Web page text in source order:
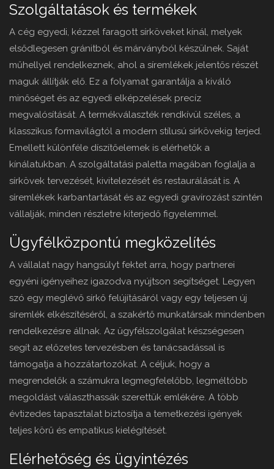
Szolgáltatások és termékek
A cég egyedi, kézzel faragott sírköveket kínál, melyek
elsődlegesen gránitból és márványból készülnek. Saját
műhellyel rendelkeznek, ahol a síremlékek jelentős részét
maguk állítják elő. Ez a folyamat garantálja a kiváló
minőséget és az egyedi elképzelések precíz
megvalósítását. A termékválaszték rendkívül széles, a
klasszikus formavilágtól a modern stílusú sírkövekig terjed.
Emellett különféle díszítőelemek is elérhetők a
kínálatukban. A szolgáltatási paletta magában foglalja a
sírkövek tervezését, kivitelezését és restaurálását is. A
síremlékek karbantartását és az egyedi gravírozást szintén
vállalják, minden részletre kiterjedő figyelemmel.
Ügyfélközpontú megközelítés
A vállalat nagy hangsúlyt fektet arra, hogy partnerei
egyéni igényeihez igazodva nyújtson segítséget. Legyen
szó egy meglévő sírkő felújításáról vagy egy teljesen új
síremlék elkészítéséről, a szakértő munkatársak mindenben
rendelkezésre állnak. Az ügyfélszolgálat készségesen
segít az előzetes tervezésben és tanácsadással is
támogatja a hozzátartozókat. A céljuk, hogy a
megrendelők a számukra legmegfelelőbb, legméltóbb
megoldást választhassák szerettük emlékére. A több
évtizedes tapasztalat biztosítja a temetkezési igények
teljes körű és empatikus kielégítését.
Elérhetőség és ügyintézés